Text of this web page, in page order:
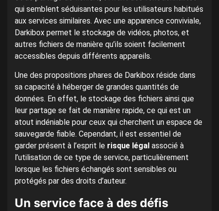
qui semblent séduisantes pour les utilisateurs habitués
aux services similaires. Avec une apparence conviviale,
Darkibox permet le stockage de vidéos, photos, et
autres fichiers de manière qu’ils soient facilement
accessibles depuis différents appareils.
Une des propositions phares de Darkibox réside dans
sa capacité à héberger de grandes quantités de
données. En effet, le stockage des fichiers ainsi que
leur partage se fait de manière rapide, ce qui est un
atout indéniable pour ceux qui cherchent un espace de
sauvegarde fiable. Cependant, il est essentiel de
garder présent à l’esprit le risque légal associé à
l’utilisation de ce type de service, particulièrement
lorsque les fichiers échangés sont sensibles ou
protégés par des droits d’auteur.
Un service face à des défis